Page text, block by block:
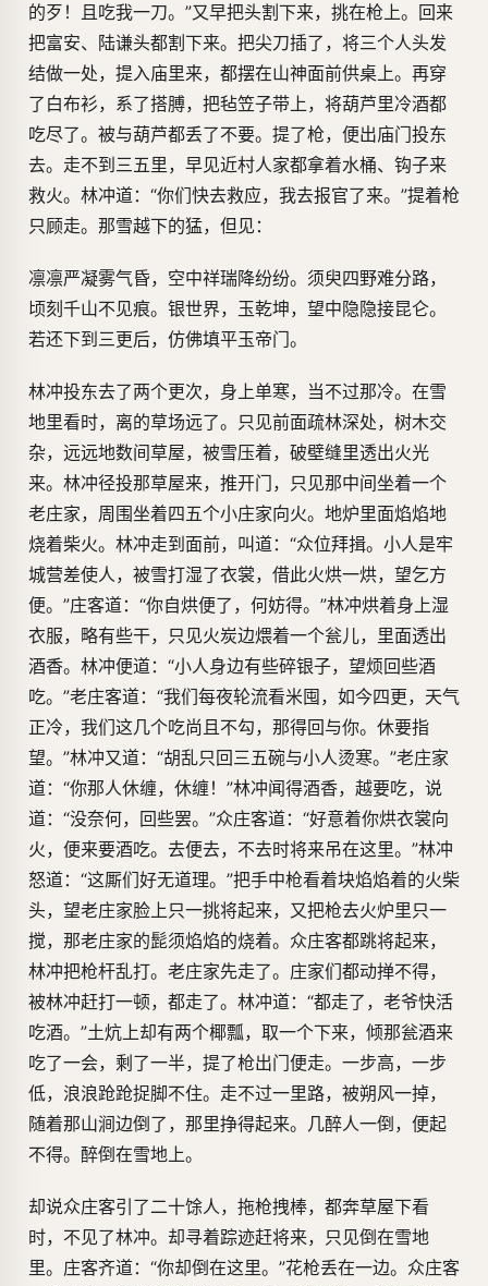
的歹！且吃我一刀。”又早把头割下来，挑在枪上。回来
把富安、陆谦头都割下来。把尖刀插了，将三个人头发
结做一处，提入庙里来，都摆在山神面前供桌上。再穿
了白布衫，系了搭膊，把毡笠子带上，将葫芦里冷酒都
吃尽了。被与葫芦都丢了不要。提了枪，便出庙门投东
去。走不到三五里，早见近村人家都拿着水桶、钩子来
救火。林冲道：“你们快去救应，我去报官了来。”提着枪
只顾走。那雪越下的猛，但见：
凛凛严凝雾气昏，空中祥瑞降纷纷。须臾四野难分路，
顷刻千山不见痕。银世界，玉乾坤，望中隐隐接昆仑。
若还下到三更后，仿佛填平玉帝门。
林冲投东去了两个更次，身上单寒，当不过那冷。在雪
地里看时，离的草场远了。只见前面疏林深处，树木交
杂，远远地数间草屋，被雪压着，破壁缝里透出火光
来。林冲径投那草屋来，推开门，只见那中间坐着一个
老庄家，周围坐着四五个小庄家向火。地炉里面焰焰地
烧着柴火。林冲走到面前，叫道：“众位拜揖。小人是牢
城营差使人，被雪打湿了衣裳，借此火烘一烘，望乞方
便。”庄客道：“你自烘便了，何妨得。”林冲烘着身上湿
衣服，略有些干，只见火炭边煨着一个瓮儿，里面透出
酒香。林冲便道：“小人身边有些碎银子，望烦回些酒
吃。”老庄客道：“我们每夜轮流看米囤，如今四更，天气
正冷，我们这几个吃尚且不勾，那得回与你。休要指
望。”林冲又道：“胡乱只回三五碗与小人烫寒。”老庄家
道：“你那人休缠，休缠！”林冲闻得酒香，越要吃，说
道：“没奈何，回些罢。”众庄客道：“好意着你烘衣裳向
火，便来要酒吃。去便去，不去时将来吊在这里。”林冲
怒道：“这厮们好无道理。”把手中枪看着块焰焰着的火柴
头，望老庄家脸上只一挑将起来，又把枪去火炉里只一
搅，那老庄家的髭须焰焰的烧着。众庄客都跳将起来，
林冲把枪杆乱打。老庄家先走了。庄家们都动掸不得，
被林冲赶打一顿，都走了。林冲道：“都走了，老爷快活
吃酒。”土炕上却有两个椰瓢，取一个下来，倾那瓮酒来
吃了一会，剩了一半，提了枪出门便走。一步高，一步
低，浪浪跄跄捉脚不住。走不过一里路，被朔风一掉，
随着那山涧边倒了，那里挣得起来。几醉人一倒，便起
不得。醉倒在雪地上。
却说众庄客引了二十馀人，拖枪拽棒，都奔草屋下看
时，不见了林冲。却寻着踪迹赶将来，只见倒在雪地
里。庄客齐道：“你却倒在这里。”花枪丢在一边。众庄客